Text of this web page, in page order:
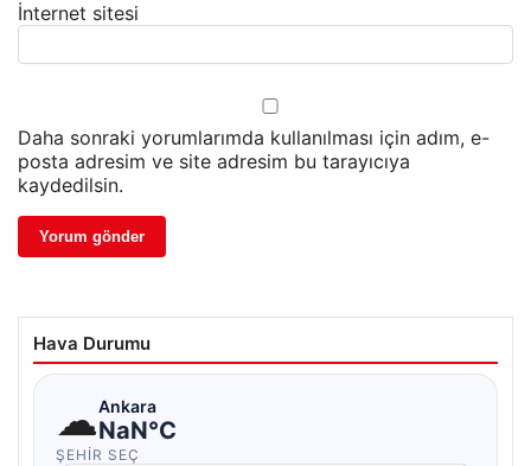
İnternet sitesi
Daha sonraki yorumlarımda kullanılması için adım, e-
posta adresim ve site adresim bu tarayıcıya
kaydedilsin.
Hava Durumu
☁Ankara
NaN°C
ŞEHIR SEÇ